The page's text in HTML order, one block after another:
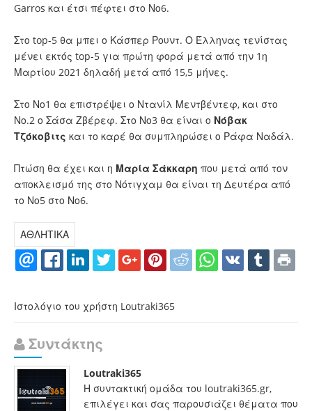
Garros και έτσι πέφτει στο Νο6.
Στο top-5 θα μπει ο Κάσπερ Ρουντ. Ο Έλληνας τενίστας
μένει εκτός top-5 για πρώτη φορά μετά από την 1η
Μαρτίου 2021 δηλαδή μετά από 15,5 μήνες.
Στο Νο1 θα επιστρέψει ο Ντανίλ Μεντβέντεφ, και στο
Νο.2 ο Σάσα Ζβέρεφ. Στο Νο3 θα είναι ο Νόβακ
Τζόκοβιτς και το καρέ θα συμπληρώσει ο Ράφα Ναδάλ.
Πτώση θα έχει και η Μαρία Σάκκαρη που μετά από τον
αποκλεισμό της στο Νότιγχαμ θα είναι τη Δευτέρα από
το Νο5 στο Νο6.
ΑΘΛΗΤΙΚΑ
Ιστολόγιο του χρήστη Loutraki365
Συντάκτης
Loutraki365
Η συντακτική ομάδα του loutraki365.gr,
επιλέγει και σας παρουσιάζει θέματα που